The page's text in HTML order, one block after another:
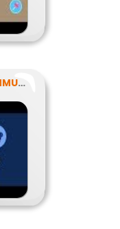
AZ INTERNETES KOMMUNIKÁCIÓ NÉHÁNY SAJÁTOSSÁGA